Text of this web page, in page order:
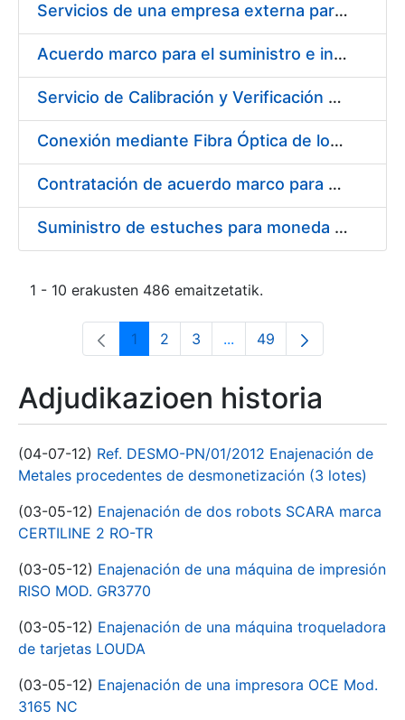
Servicios de una empresa externa para el asesoramiento y resolución de los recursos de alzada que se presentan relacionados con procesos de selección para la FNMT-RCM
Acuerdo marco para el suministro e instalación de persianas, estores y otros complementos
Servicio de Calibración y Verificación Externa de los Equipos de Medición del Servicio de Prevención de la FNMT-RCM
Conexión mediante Fibra Óptica de los Centros de Proceso de Datos (CPDs) de las sedes de la FNMT-RCM de Burgos y Madrid
Contratación de acuerdo marco para el Suministro de Material de Electricidad para la Fábrica Nacional de Moneda y Timbre-Real Casa de la Moneda en su centro de trabajo de Burgos
Suministro de estuches para moneda de 30 €
1 - 10 erakusten 486 emaitzetatik.
Orrialdea
1 Orrialdea
2 Orrialdea
3 ...Intermediate Pages Use
Orrialdea
49
Adjudikazioen historia
(04-07-12) Ref. DESMO-PN/01/2012 Enajenación de
Metales procedentes de desmonetización (3 lotes)
(03-05-12) Enajenación de dos robots SCARA marca
CERTILINE 2 RO-TR
(03-05-12) Enajenación de una máquina de impresión
RISO MOD. GR3770
(03-05-12) Enajenación de una máquina troqueladora
de tarjetas LOUDA
(03-05-12) Enajenación de una impresora OCE Mod.
3165 NC